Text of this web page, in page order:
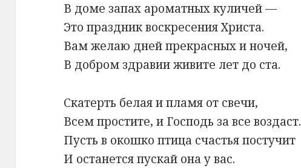
В доме запах ароматных куличей —
Это праздник воскресения Христа.
Вам желаю дней прекрасных и ночей,
В добром здравии живите лет до ста.
Скатерть белая и пламя от свечи,
Всем простите, и Господь за все воздаст.
Пусть в окошко птица счастья постучит
И останется пускай она у вас.